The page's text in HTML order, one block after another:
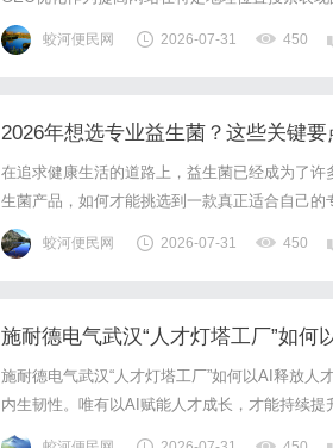
市场上众多的GEO优化服务商，如何选择合适
维度全面分析，帮助您找到最佳的GEO优化服
蛟河便民网 2026-07-31 450
2026年想选专业益生菌？这些关键要
在追求健康生活的道路上，益生菌已经成为了
生菌产品，如何才能挑选到一款真正适合自己
大家详细介绍挑选专业益生菌的关键要点。一
对性的营养组分。舒伯特益生菌养胃粉含有六
蛟河便民网 2026-07-31 450
施耐德电气武汉“人才灯塔工厂”如何
施耐德电气武汉“人才灯塔工厂”如何以AI释放
内生韧性。唯有以AI赋能人才成长，才能持续提
堪称典范。开关断路器面对自动化程度与产品